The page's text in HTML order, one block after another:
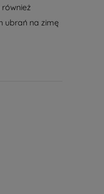
ubrań na zimę